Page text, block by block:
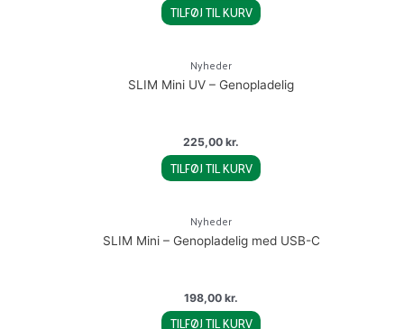
TILFØJ TIL KURV
Nyheder
SLIM Mini UV – Genopladelig
225,00 kr.
TILFØJ TIL KURV
Nyheder
SLIM Mini – Genopladelig med USB-C
198,00 kr.
TILFØJ TIL KURV